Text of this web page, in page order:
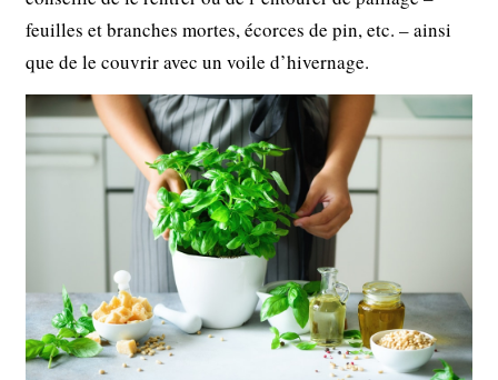
feuilles et branches mortes, écorces de pin, etc. – ainsi
que de le couvrir avec un voile d’hivernage.